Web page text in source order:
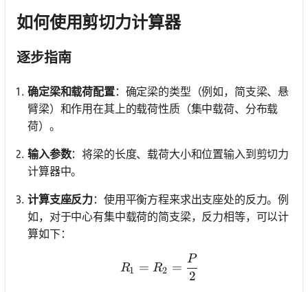
如何使用剪切力计算器
逐步指南
确定梁和载荷配置：确定梁的类型（例如，简支梁、悬
臂梁）和作用在其上的载荷性质（集中载荷、分布载
荷）。
输入参数：将梁的长度、载荷大小和位置输入到剪切力
计算器中。
计算支座反力：使用平衡方程来求出支座处的反力。例
如，对于中心有集中载荷的简支梁，反力相等，可以计
算如下：
R_1 = R_2 =
R1 = R2 =
2
P